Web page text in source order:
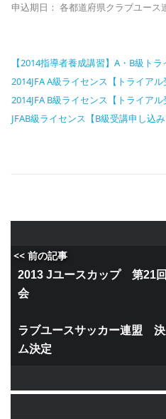
申込期日： 各都道府県クラブユース
【2014指導者養成講習】A・B級ト
2014JFA A級ライセンス【トライアル
2014JFA B級ライセンス【トライアル
JFAB級ライセンス【B級受講申し込み
<< 前の記事
2013 Jユースカップ 第21
日
ラブユースサッカー連盟
ム決定